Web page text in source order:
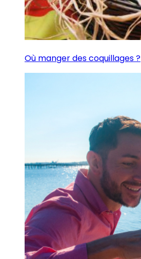
Où manger des coquillages ?